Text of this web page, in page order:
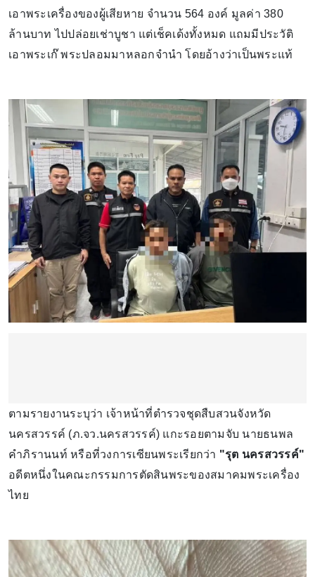
เอาพระเครื่องของผู้เสียหาย จำนวน 564 องค์ มูลค่า 380
ล้านบาท ไปปล่อยเช่าบูชา แต่เช็คเด้งทั้งหมด แถมมีประวัติ
เอาพระเก๊ พระปลอมมาหลอกจำนำ โดยอ้างว่าเป็นพระแท้
ตามรายงานระบุว่า เจ้าหน้าที่ตำรวจชุดสืบสวนจังหวัด
นครสวรรค์ (ภ.จว.นครสวรรค์) แกะรอยตามจับ นายธนพล
คำภิรานนท์ หรือที่วงการเซียนพระเรียกว่า "รุต นครสวรรค์"
อดีตหนึ่งในคณะกรรมการตัดสินพระของสมาคมพระเครื่อง
ไทย